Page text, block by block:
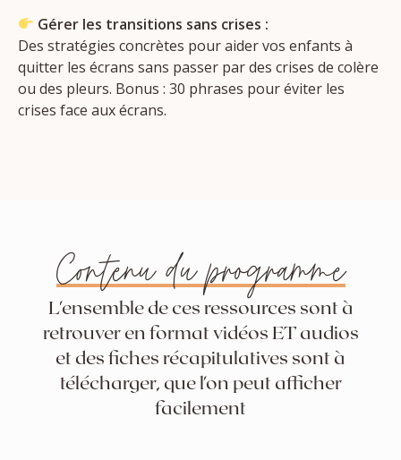
Gérer les transitions sans crises :
Des stratégies concrètes pour aider vos enfants à
quitter les écrans sans passer par des crises de colère
ou des pleurs. Bonus : 30 phrases pour éviter les
crises face aux écrans.
Contenu du programme
L'ensemble de ces ressources sont à
retrouver en format vidéos ET audios
et des fiches récapitulatives sont à
télécharger, que l'on peut afficher
facilement